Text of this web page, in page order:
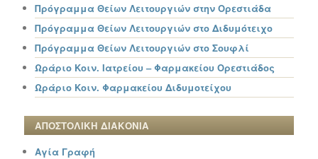
Πρόγραμμα Θείων Λειτουργιών στην Ορεστιάδα
Πρόγραμμα Θείων Λειτουργιών στο Διδυμότειχο
Πρόγραμμα Θείων Λειτουργιών στο Σουφλί
Ωράριο Κοιν. Ιατρείου – Φαρμακείου Ορεστιάδος
Ωράριο Κοιν. Φαρμακείου Διδυμοτείχου
ΑΠΟΣΤΟΛΙΚΗ ΔΙΑΚΟΝΙΑ
Αγία Γραφή